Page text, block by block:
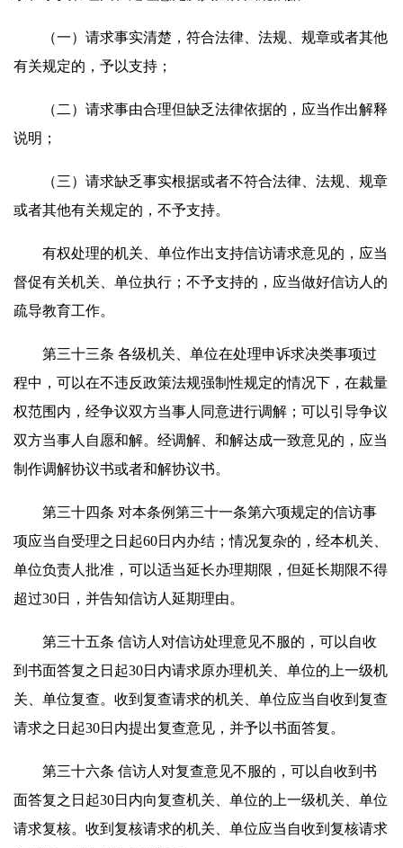
（一）请求事实清楚，符合法律、法规、规章或者其他
有关规定的，予以支持；
（二）请求事由合理但缺乏法律依据的，应当作出解释
说明；
（三）请求缺乏事实根据或者不符合法律、法规、规章
或者其他有关规定的，不予支持。
有权处理的机关、单位作出支持信访请求意见的，应当
督促有关机关、单位执行；不予支持的，应当做好信访人的
疏导教育工作。
第三十三条 各级机关、单位在处理申诉求决类事项过
程中，可以在不违反政策法规强制性规定的情况下，在裁量
权范围内，经争议双方当事人同意进行调解；可以引导争议
双方当事人自愿和解。经调解、和解达成一致意见的，应当
制作调解协议书或者和解协议书。
第三十四条 对本条例第三十一条第六项规定的信访事
项应当自受理之日起60日内办结；情况复杂的，经本机关、
单位负责人批准，可以适当延长办理期限，但延长期限不得
超过30日，并告知信访人延期理由。
第三十五条 信访人对信访处理意见不服的，可以自收
到书面答复之日起30日内请求原办理机关、单位的上一级机
关、单位复查。收到复查请求的机关、单位应当自收到复查
请求之日起30日内提出复查意见，并予以书面答复。
第三十六条 信访人对复查意见不服的，可以自收到书
面答复之日起30日内向复查机关、单位的上一级机关、单位
请求复核。收到复核请求的机关、单位应当自收到复核请求